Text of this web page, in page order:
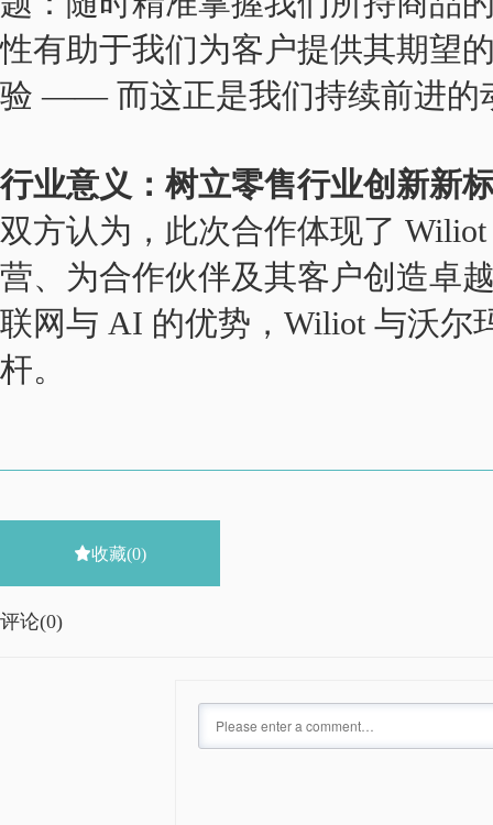
性有助于我们为客户提供其期望
验 —— 而这正是我们持续前进的
行业意义：树立零售行业创新新
双方认为，此次合作体现了
营、为合作伙伴及其客户创造卓
联网与 AI 的优势，Wiliot 与沃尔
杆。
收藏(0)
评论(0)